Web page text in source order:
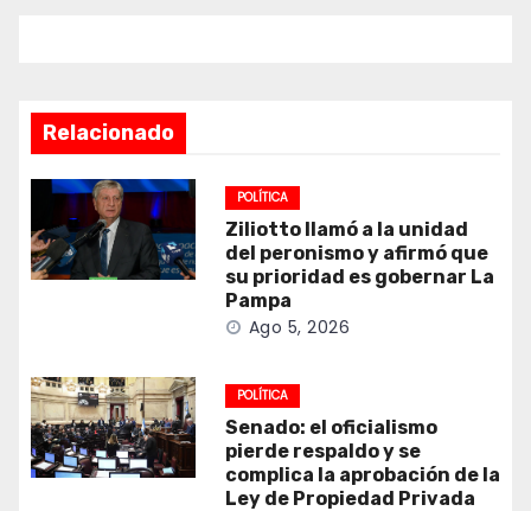
Relacionado
POLÍTICA
Ziliotto llamó a la unidad
del peronismo y afirmó que
su prioridad es gobernar La
Pampa
Ago 5, 2026
POLÍTICA
Senado: el oficialismo
pierde respaldo y se
complica la aprobación de la
Ley de Propiedad Privada